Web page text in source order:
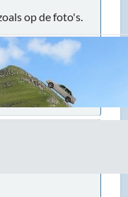
op de foto's.